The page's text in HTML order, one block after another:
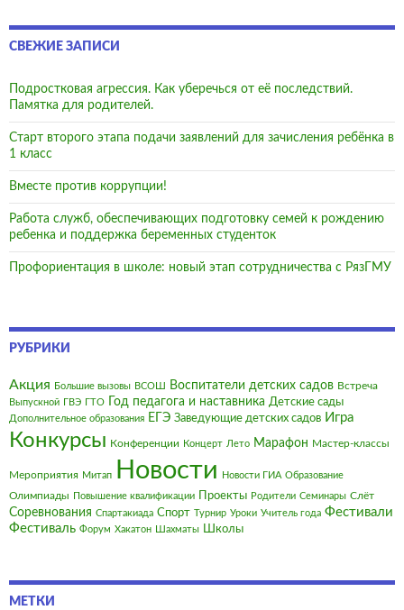
СВЕЖИЕ ЗАПИСИ
Подростковая агрессия. Как уберечься от её последствий.
Памятка для родителей.
Старт второго этапа подачи заявлений для зачисления ребёнка в
1 класс
Вместе против коррупции!
Работа служб, обеспечивающих подготовку семей к рождению
ребенка и поддержка беременных студенток
Профориентация в школе: новый этап сотрудничества с РязГМУ
РУБРИКИ
Акция Большие вызовы ВСОШ Воспитатели детских садов Встреча
Выпускной ГВЭ ГТО Год педагога и наставника Детские сады
Дополнительное образования ЕГЭ Заведующие детских садов Игра
Конкурсы Конференции Концерт Лето Марафон Мастер-классы
Мероприятия Митап Новости Новости ГИА Образование
Олимпиады Повышение квалификации Проекты Родители Семинары Слёт
Соревнования Спартакиада Спорт Турнир Уроки Учитель года Фестивали
Фестиваль Форум Хакатон Шахматы Школы
МЕТКИ